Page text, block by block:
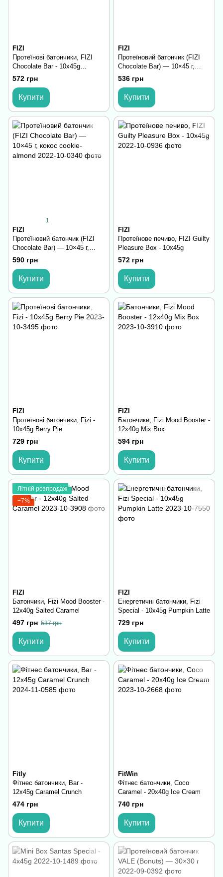
FIZI
Протеїнові батончики, FIZI
Chocolate Bar - 10х45g
Hazelnut-Himalayan Salt
572 грн
Купити
FIZI
Протеїновий батончик (FIZI
Chocolate Bar) — 10×45 г,
peanut-карамель
536 грн
Купити
1
FIZI
Протеїновий батончик (FIZI
Chocolate Bar) — 10×45 г,
кокос cookie-almond
590 грн
Купити
FIZI
Протеїнове печиво, FIZI Guilty
Pleasure Box - 10x45g
572 грн
Купити
FIZI
Протеїнові батончики, Fizi -
10x45g Berry Pie
729 грн
Купити
FIZI
Батончики, Fizi Mood Booster -
12x40g Mix Box
594 грн
Купити
Літній розпродаж
−7%
FIZI
Батончики, Fizi Mood Booster -
12x40g Salted Caramel
497 грн 537 грн
Купити
FIZI
Енергетичні батончики, Fizi
Special - 10x45g Pumpkin Latte
729 грн
Купити
Fitly
Фітнес батончики, Bar -
12x45g Caramel Crunch
474 грн
Купити
FitWin
Фітнес батончики, Coco
Caramel - 20x40g Ice Cream
740 грн
Купити